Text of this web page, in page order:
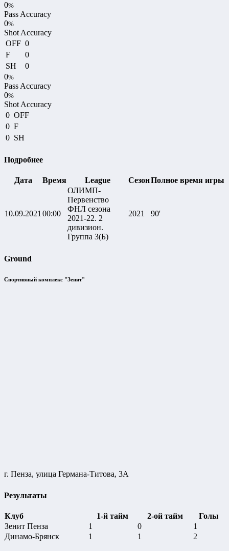
0%
Pass Accuracy
0%
Shot Accuracy
OFF 0
F
0
SH
0
0%
Pass Accuracy
0%
Shot Accuracy
0 OFF
0 F
0 SH
Подробнее
Дата Время League СезонПолное время игры
10.09.2021 00:00
ОЛИМП-
Первенство
ФНЛ сезона
2021-22. 2
дивизион.
Группа 3(Б)
2021 90'
Ground
Спортивный комплекс "Зенит"
г. Пенза, улица Германа-Титова, 3А
Результаты
Клуб 1-й тайм 2-ой тайм
Голы
Зенит Пенза
1 0
1
Динамо-Брянск
1 1 2